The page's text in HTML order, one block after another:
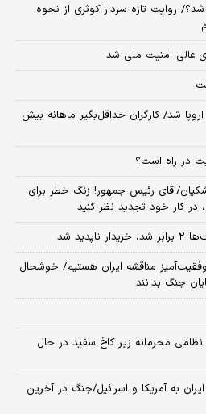
روایت تازه سردار کوثری از نحوه
عالی امنیت ملی شد
شد/ کارگران حداقل‌بگیر ماهانه بیش
در راه است؟
آقای رئیس جمهور! زنگ خطر برای
در کار خود تجدید نظر کنید
شد
مناقشه ایران هستیم/ خوشحال
جنگ بدانند
نظامی محرمانه زیر کاخ سفید در حال
به آمریکا و اسرائیل/جنگ در آخرین